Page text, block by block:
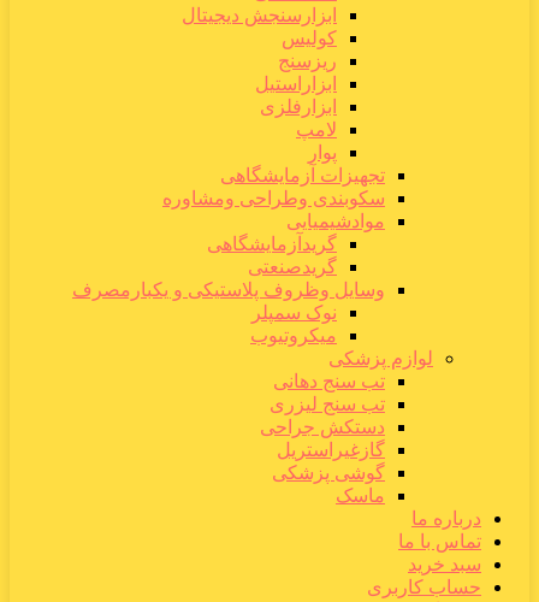
ابزارسنجش دیجیتال
کولیس
ریزسنج
ابزاراستیل
ابزارفلزی
لامپ
پوار
تجهیزات آزمایشگاهی
سکوبندی وطراحی ومشاوره
موادشیمیایی
گریدآزمایشگاهی
گریدصنعتی
وسایل وظروف پلاستیکی و یکبارمصرف
نوک سمپلر
میکروتیوب
لوازم پزشکی
تب سنج دهانی
تب سنج لیزری
دستکش جراحی
گازغیراستریل
گوشی پزشکی
ماسک
درباره ما
تماس با ما
سبد خرید
حساب کاربری